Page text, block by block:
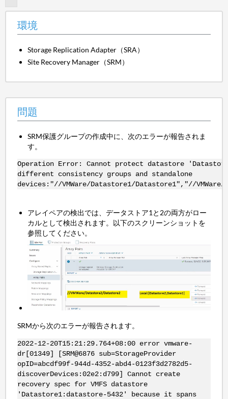
環境
Storage Replication Adapter（SRA）
Site Recovery Manager（SRM）
問題
SRM保護グループの作成中に、次のエラーが報告されま
す。
Operation Error: Cannot protect datastore
different consistency groups and standalone
devices:"//VMWare/Datastore1/Datastore1","//
アレイペアの検出では、データストア1と2の両方がロー
カルとして検出されます。以下のスクリーンショットを
参照してください。
SRMから次のエラーが報告されます。
2022-12-20T15:21:29.764+08:00 error vmware-
dr[01349] [SRM@6876 sub=StorageProvider
opID=abcdf99f-944d-4352-abd4-0123f3d2782d5-
discoverDevices:02e2:d799] Cannot create
recovery spec for VMFS datastore
'Datastore1:datastore-5432' because it spans